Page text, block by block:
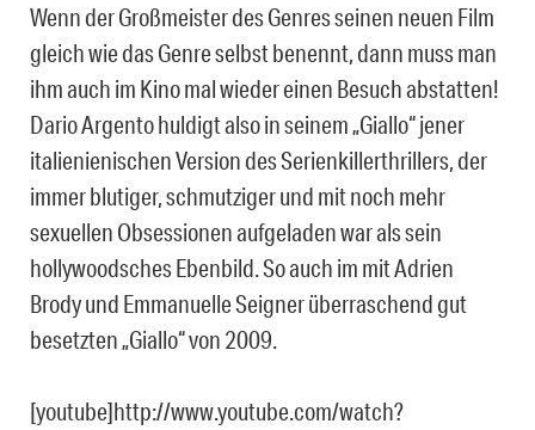
Wenn der Großmeister des Genres seinen neuen Film
gleich wie das Genre selbst benennt, dann muss man
ihm auch im Kino mal wieder einen Besuch abstatten!
Dario Argento huldigt also in seinem „Giallo“ jener
italienienischen Version des Serienkillerthrillers, der
immer blutiger, schmutziger und mit noch mehr
sexuellen Obsessionen aufgeladen war als sein
hollywoodsches Ebenbild. So auch im mit Adrien
Brody und Emmanuelle Seigner überraschend gut
besetzten „Giallo“ von 2009.
[youtube]http://www.youtube.com/watch?